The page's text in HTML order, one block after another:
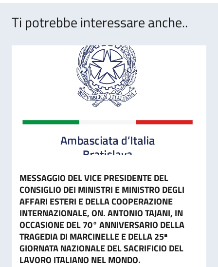
Ti potrebbe interessare anche..
MESSAGGIO DEL VICE PRESIDENTE DEL
CONSIGLIO DEI MINISTRI E MINISTRO DEGLI
AFFARI ESTERI E DELLA COOPERAZIONE
INTERNAZIONALE, ON. ANTONIO TAJANI, IN
OCCASIONE DEL 70° ANNIVERSARIO DELLA
TRAGEDIA DI MARCINELLE E DELLA 25ª
GIORNATA NAZIONALE DEL SACRIFICIO DEL
LAVORO ITALIANO NEL MONDO.